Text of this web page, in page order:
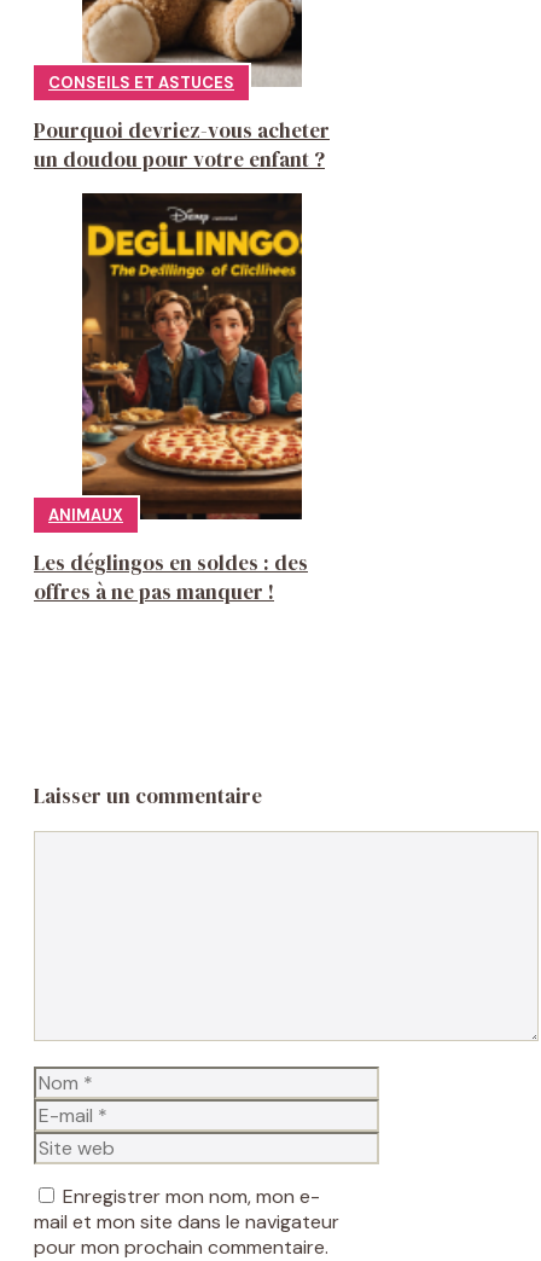
CONSEILS ET ASTUCES
Pourquoi devriez-vous acheter
un doudou pour votre enfant ?
ANIMAUX
Les déglingos en soldes : des
offres à ne pas manquer !
Laisser un commentaire
Nom
E-
mail
Site
web
Enregistrer mon nom, mon e-
mail et mon site dans le navigateur
pour mon prochain commentaire.